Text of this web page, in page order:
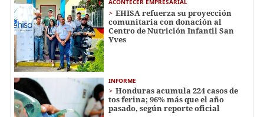
ACONTECER EMPRESARIAL
EHISA refuerza su proyección
comunitaria con donación al
Centro de Nutrición Infantil San
Yves
INFORME
Honduras acumula 224 casos de
tos ferina; 96% más que el año
pasado, según reporte oficial